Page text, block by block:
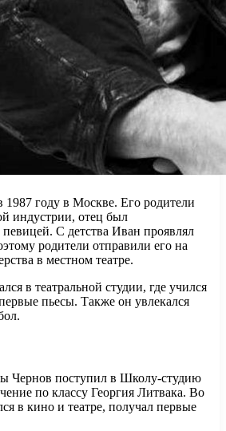
году в Москве. Его родители
индустрии, отец был
певицей. С детства Иван проявлял
родители отправили его на
в местном театре.
в театральной студии, где учился
пьесы. Также он увлекался
Чернов поступил в Школу-студию
по классу Георгия Литвака. Во
в кино и театре, получал первые